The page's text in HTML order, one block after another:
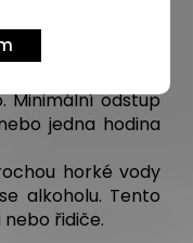
lze dát až
Minimální odstup
jedna hodina
horké vody
alkoholu. Tento
řidiče.